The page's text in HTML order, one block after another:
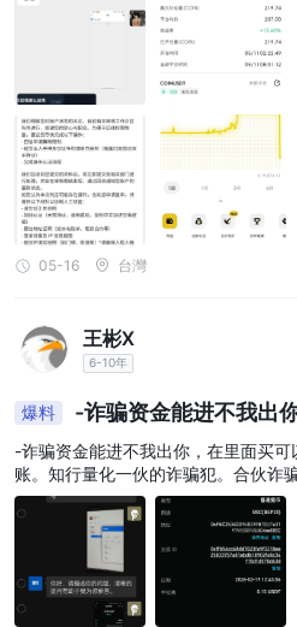
05-16 台灣
王彬X
6-10年
爆料
-诈骗资金能进不我出
行外面转资金不会到账。知
伙诈骗钱大，
-诈骗资金能进不我出你，在里面买
账。知行量化一伙的诈骗犯。合伙诈